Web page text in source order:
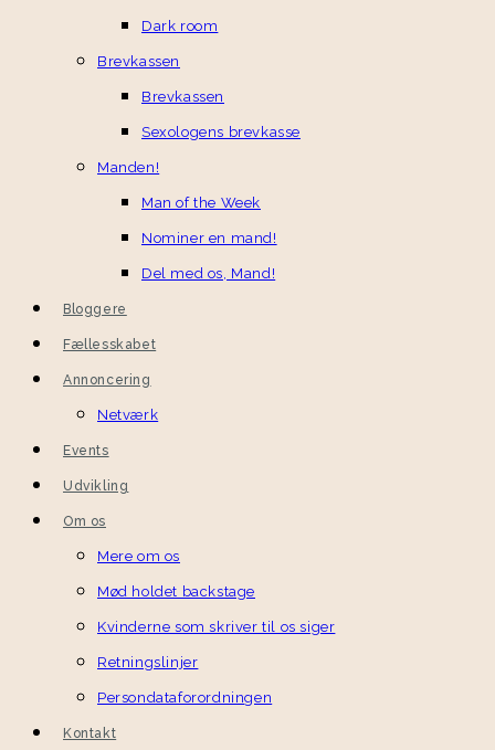
Dark room
Brevkassen
Brevkassen
Sexologens brevkasse
Manden!
Man of the Week
Nominer en mand!
Del med os, Mand!
Bloggere
Fællesskabet
Annoncering
Netværk
Events
Udvikling
Om os
Mere om os
Mød holdet backstage
Kvinderne som skriver til os siger
Retningslinjer
Persondataforordningen
Kontakt